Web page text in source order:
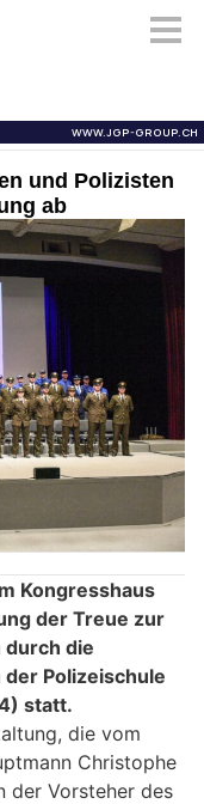
und Polizisten
ab
Kongresshaus
der Treue zur
durch die
Polizeischule
statt.
die vom
Christophe
der Vorsteher des